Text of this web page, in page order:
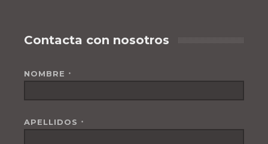
Contacta con nosotros
NOMBRE *
APELLIDOS *